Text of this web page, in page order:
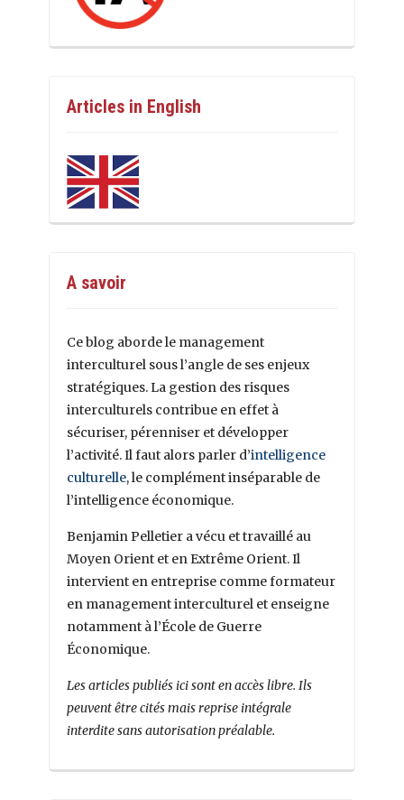
Articles in English
A savoir
Ce blog aborde le management
interculturel sous l’angle de ses enjeux
stratégiques. La gestion des risques
interculturels contribue en effet à
sécuriser, pérenniser et développer
l’activité. Il faut alors parler d’intelligence
culturelle, le complément inséparable de
l’intelligence économique.
Benjamin Pelletier a vécu et travaillé au
Moyen Orient et en Extrême Orient. Il
intervient en entreprise comme formateur
en management interculturel et enseigne
notamment à l’École de Guerre
Économique.
Les articles publiés ici sont en accès libre. Ils
peuvent être cités mais reprise intégrale
interdite sans autorisation préalable.